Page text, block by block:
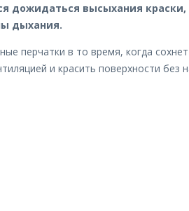
дожидаться высыхания
дыхания.
перчатки в то время, когда
и красить поверхности без